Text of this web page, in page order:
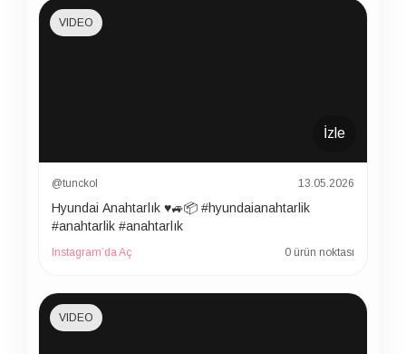
İzle
VIDEO
@tunckol 13.05.2026
Hyundai Anahtarlık ♥️🚙📦 #hyundaianahtarlik
#anahtarlik #anahtarlık
Instagram’da Aç 0 ürün noktası
VIDEO